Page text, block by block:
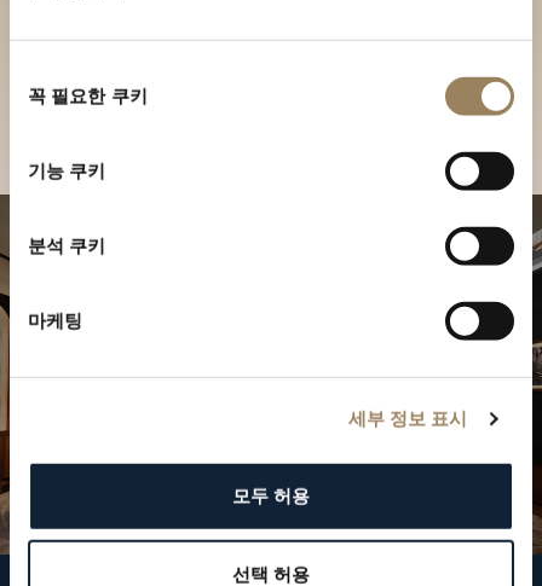
꼭 필요한 쿠키
기능 쿠키
분석 쿠키
마케팅
세부 정보 표시
모두 허용
선택 허용